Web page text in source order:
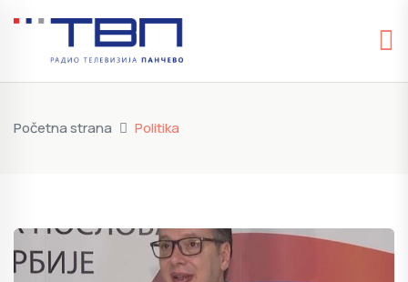
Početna strana Politika